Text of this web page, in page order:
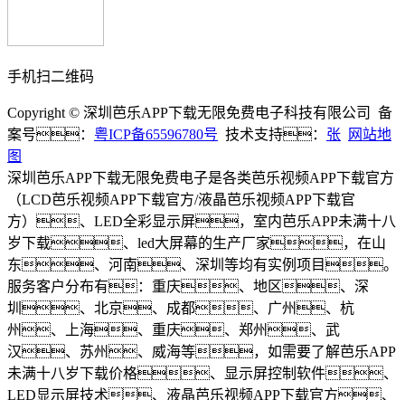
手机扫二维码
Copyright © 深圳芭乐APP下载无限免费电子科技有限公司 备
案号： 粤ICP备65596780号 技术支持： 张
网站地
图
深圳芭乐APP下载无限免费电子是各类芭乐视频APP下载官方
（LCD芭乐视频APP下载官方/液晶芭乐视频APP下载官
方）、LED全彩显示屏，室内芭乐APP未满十八
岁下载、led大屏幕的生产厂家，在山
东、河南、深圳等均有实例项目。
服务客户分布有：重庆、地区、深
圳、北京、成都、广州、杭
州、上海、重庆、郑州、武
汉、苏州、威海等，如需要了解芭乐APP
未满十八岁下载价格、显示屏控制软件、
LED显示屏技术、液晶芭乐视频APP下载官方、